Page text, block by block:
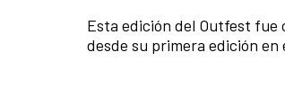
Esta edición del Outfest fue
desde su primera edición en